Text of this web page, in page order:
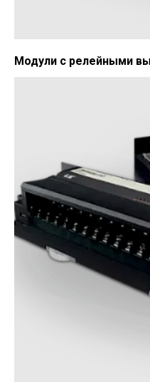
Модули с релейными